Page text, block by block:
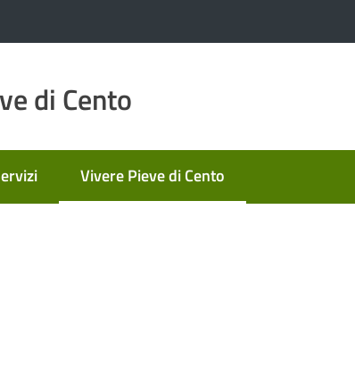
di Cento
Vivere Pieve di Cento
Menu selezionato